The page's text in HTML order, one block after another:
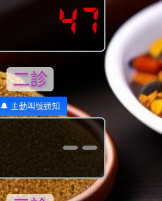
47
二診
🔔 主動叫號通知
--